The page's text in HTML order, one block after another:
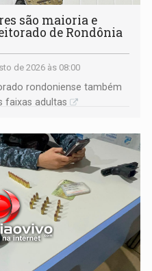
são maioria e
de Rondônia
de 2026 às 08:00
rondoniense também
faixas adultas